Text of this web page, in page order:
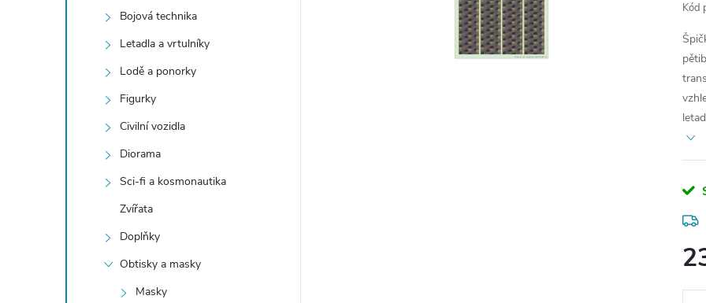
Bojová technika
Letadla a vrtulníky
Lodě a ponorky
Figurky
Civilní vozidla
Diorama
Sci-fi a kosmonautika
Zvířata
Doplňky
Obtisky a masky
Masky
Kód